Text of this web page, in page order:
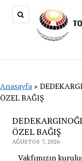
Anasayfa »
ÖZEL BAĞIŞ
ÖZEL BAĞIŞ
AĞUSTOS 7, 2026
Vakfımızın